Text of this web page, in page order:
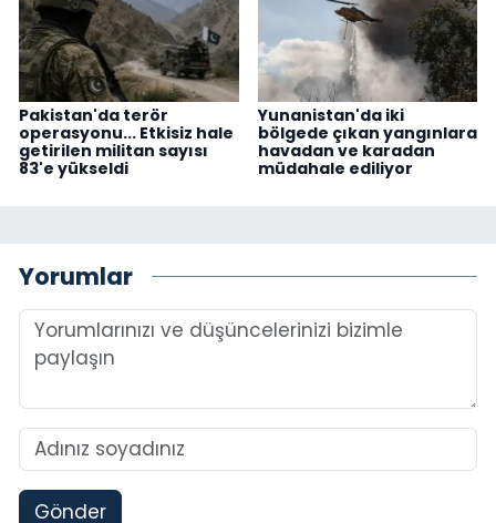
Pakistan'da terör
operasyonu... Etkisiz hale
getirilen militan sayısı
83'e yükseldi
Yunanistan'da iki
bölgede çıkan yangınlara
havadan ve karadan
müdahale ediliyor
Yorumlar
Gönder